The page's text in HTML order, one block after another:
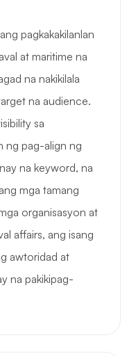
pagkakakilanlan
at maritime na
na nakikilala
na audience.
sa
ng pag-align ng
na keyword, na
mga tamang
organisasyon at
affairs, ang isang
awtoridad at
na pakikipag-